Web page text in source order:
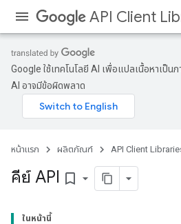
API Client
Google ใช้เทคโนโลยี AI เพื่อแปลเนื้อหาเป็
AI อาจมีข้อผิดพลาด
หน้าแรก ผลิตภัณฑ์ API Client
คีย์ API bookmark_border
ในหน้านี้